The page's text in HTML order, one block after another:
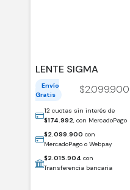
LENTE SIGMA
AF135MM F/1.4 DG
ART SONY-E
/(SG20321)
$2.099.900
Envío
Gratis
12 cuotas sin interés de
$174.992, con MercadoPago
$2.099.900 con
MercadoPago o Webpay
$2.015.904 con
Transferencia bancaria